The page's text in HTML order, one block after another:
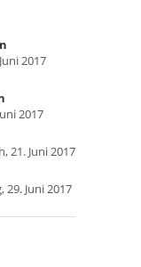
2017
2017
21. Juni 2017
29. Juni 2017